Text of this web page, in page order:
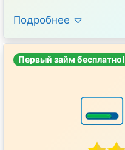
Подробнее
Первый займ бесплатно!